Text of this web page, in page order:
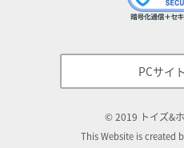
PCサイ
©2019 トイズ&
This Website is created